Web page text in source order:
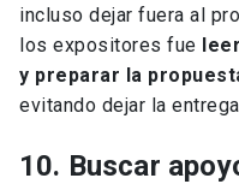
incluso dejar fuera al
los expositores fue
y preparar la
evitando dejar la
10. Buscar